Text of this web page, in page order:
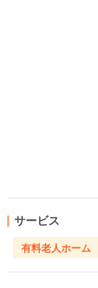
サービス
有料老人ホーム